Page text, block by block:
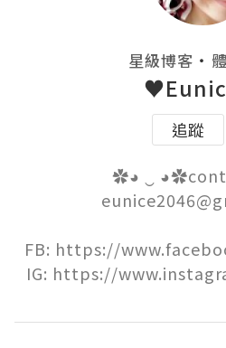
星級博客 ・
追蹤
✿◕ ‿
FB: https://
IG: https://